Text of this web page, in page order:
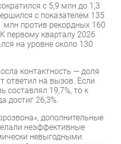
с 5,9 млн до 1,3
с показателем 135
против рекордных 160
первому кварталу 2026
на уровне около 130
контактность — доля
ответил на вызов. Если
составлял 19,7%, то к
достиг 26,3%.
дополнительные
неэффективные
невыгодными.